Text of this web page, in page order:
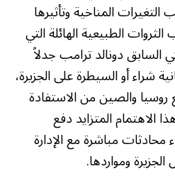
المناخية وتأثيرها
الطبيعية الهائلة التي
السابق دونالد ترامب جدلاً
شراء أو السيطرة على الجزيرة،
روسيا والصين من الاستفادة
الاهتمام المتزايد دفع
محادثات مباشرة مع الإدارة
ومواردها.